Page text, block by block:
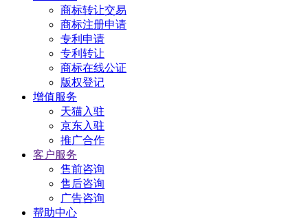
商标转让交易
商标注册申请
专利申请
专利转让
商标在线公证
版权登记
增值服务
天猫入驻
京东入驻
推广合作
客户服务
售前咨询
售后咨询
广告咨询
帮助中心